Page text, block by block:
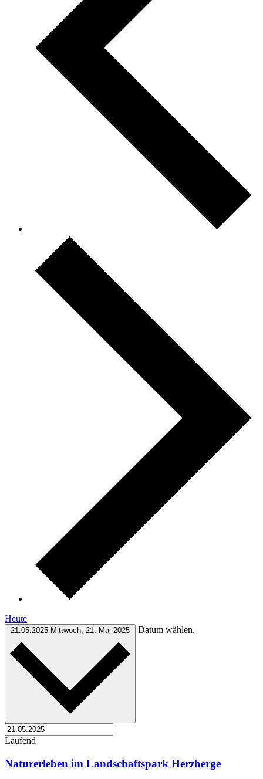
Heute
21.05.2025 Mittwoch, 21. Mai 2025 Datum wählen.
Laufend
Naturerleben im Landschaftspark Herzberge